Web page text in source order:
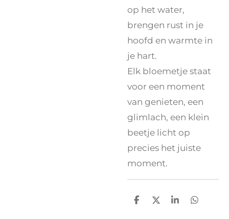
op het water,
brengen rust in je
hoofd en warmte in
je hart.
Elk bloemetje staat
voor een moment
van genieten, een
glimlach, een klein
beetje licht op
precies het juiste
moment.
D
D
S
D